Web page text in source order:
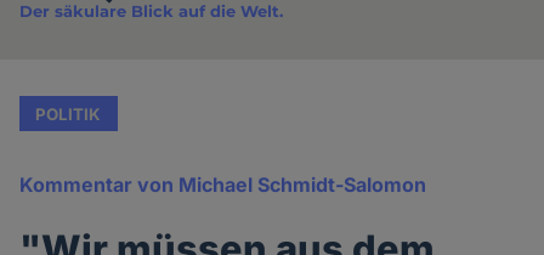
Der säkulare Blick auf die Welt.
POLITIK
Kommentar von Michael Schmidt-Salomon